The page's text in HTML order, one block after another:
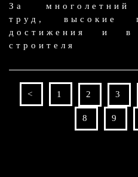
За многолетний
труд, высокие
достижения и
строителя
< 1 2 3
8 9